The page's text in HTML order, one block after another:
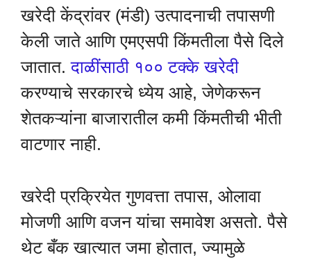
खरेदी केंद्रांवर (मंडी) उत्पादनाची तपासणी
केली जाते आणि एमएसपी किंमतीला पैसे दिले
जातात.दाळींसाठी १०० टक्के खरेदी
करण्याचे सरकारचे ध्येय आहे, जेणेकरून
शेतकऱ्यांना बाजारातील कमी किंमतीची भीती
वाटणार नाही.
खरेदी प्रक्रियेत गुणवत्ता तपास, ओलावा
मोजणी आणि वजन यांचा समावेश असतो. पैसे
थेट बँक खात्यात जमा होतात, ज्यामुळे